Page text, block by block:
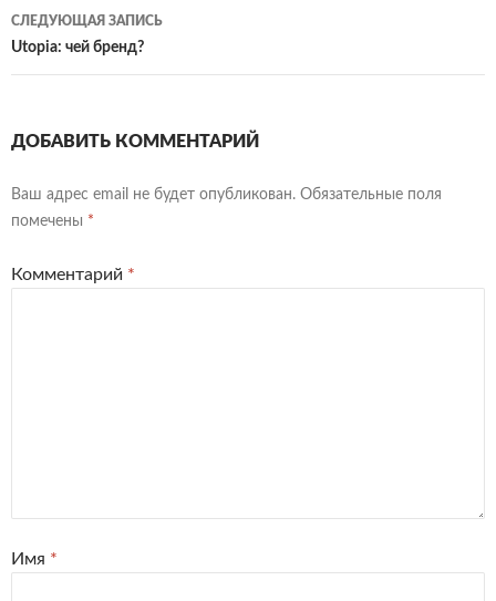
СЛЕДУЮЩАЯ ЗАПИСЬ
Utopia: чей бренд?
ДОБАВИТЬ КОММЕНТАРИЙ
Ваш адрес email не будет опубликован. Обязательные поля
помечены *
Комментарий *
Имя *